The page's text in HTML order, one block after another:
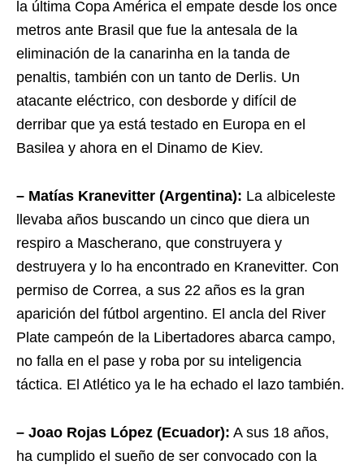
la última Copa América el empate desde los once
metros ante Brasil que fue la antesala de la
eliminación de la canarinha en la tanda de
penaltis, también con un tanto de Derlis. Un
atacante eléctrico, con desborde y difícil de
derribar que ya está testado en Europa en el
Basilea y ahora en el Dinamo de Kiev.
– Matías Kranevitter (Argentina): La albiceleste
llevaba años buscando un cinco que diera un
respiro a Mascherano, que construyera y
destruyera y lo ha encontrado en Kranevitter. Con
permiso de Correa, a sus 22 años es la gran
aparición del fútbol argentino. El ancla del River
Plate campeón de la Libertadores abarca campo,
no falla en el pase y roba por su inteligencia
táctica. El Atlético ya le ha echado el lazo también.
– Joao Rojas López (Ecuador): A sus 18 años,
ha cumplido el sueño de ser convocado con la